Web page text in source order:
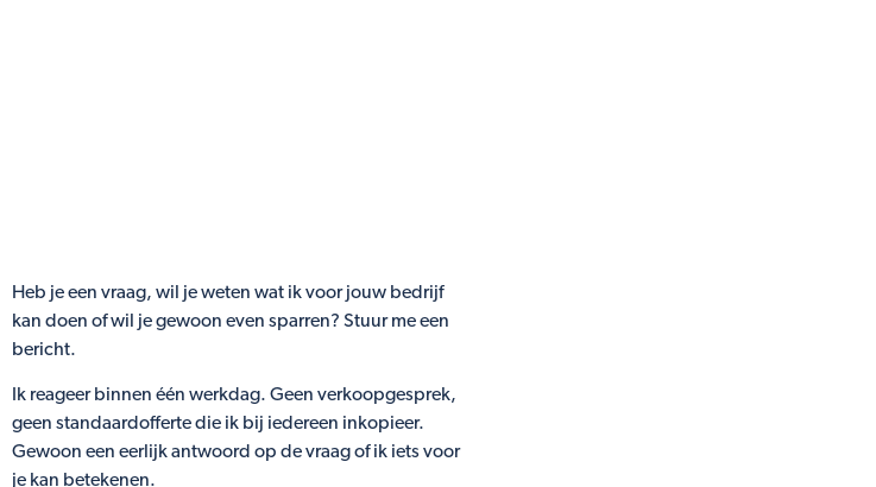
Heb je een vraag, wil je weten wat ik voor jouw bedrijf
kan doen of wil je gewoon even sparren? Stuur me een
bericht.
Ik reageer binnen één werkdag. Geen verkoopgesprek,
geen standaardofferte die ik bij iedereen inkopieer.
Gewoon een eerlijk antwoord op de vraag of ik iets voor
je kan betekenen.